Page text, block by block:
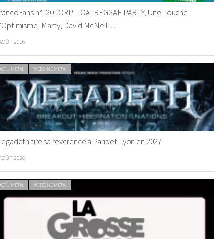
n°120 : ORP – OAI REGGAE PARTY, Une Touche
Marty, David McNeil…
2026
METAL WEBZINE METAL
tire sa révérence à Paris et Lyon en 2027
2026
METAL WEBZINE METAL